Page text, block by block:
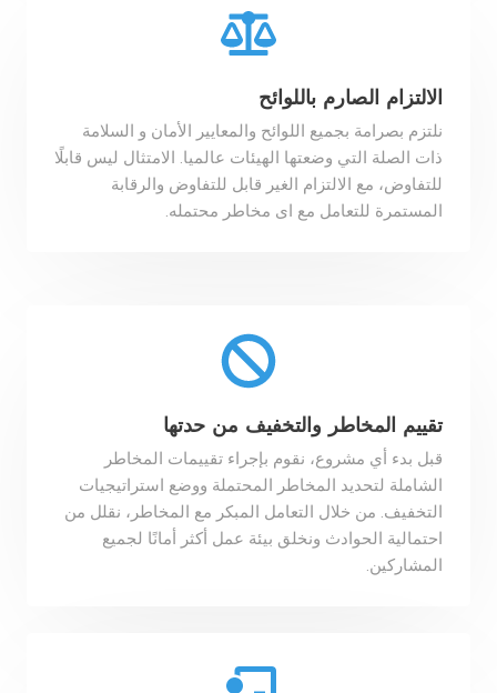
الالتزام الصارم باللوائح
نلتزم بصرامة بجميع اللوائح والمعايير الأمان و السلامة
ذات الصلة التي وضعتها الهيئات عالميا. الامتثال ليس قابلًا
للتفاوض، مع الالتزام الغير قابل للتفاوض والرقابة
المستمرة للتعامل مع اى مخاطر محتمله.
تقييم المخاطر والتخفيف من حدتها
قبل بدء أي مشروع، نقوم بإجراء تقييمات المخاطر
الشاملة لتحديد المخاطر المحتملة ووضع استراتيجيات
التخفيف. من خلال التعامل المبكر مع المخاطر، نقلل من
احتمالية الحوادث ونخلق بيئة عمل أكثر أمانًا لجميع
المشاركين.